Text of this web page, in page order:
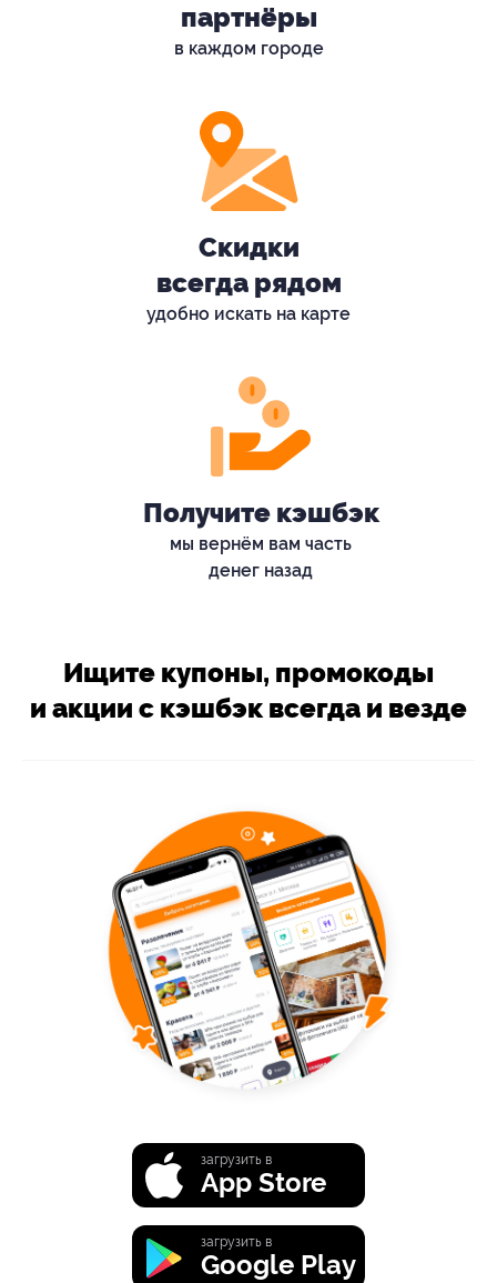
партнёры
в каждом городе
Скидки
всегда рядом
удобно искать на карте
Получите кэшбэк
мы вернём вам часть
денег назад
Ищите купоны, промокоды
и акции с кэшбэк всегда и везде
загрузить в
App Store
загрузить в
Google Play